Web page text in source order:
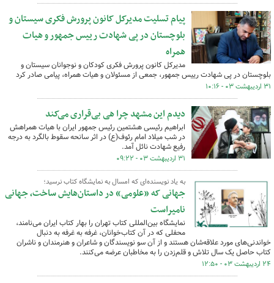
پیام تسلیت مدیرکل کانون پرورش فکری سیستان و
بلوچستان در پی شهادت رییس جمهور و هیات
همراه
مدیرکل کانون پرورش فکری کودکان و نوجوانان سیستان و
بلوچستان در پی شهادت رییس جمهور، جمعی از مسئولان و هیات همراه، پیامی صادر کرد
۳۱ اردیبهشت ۰۳ - ۱۰:۱۶
دیدم این مشهد چرا هی بی‌قراری می‌کند
ابراهیم رئیسی هشتمین رئیس جمهور ایران با هیات همراهش
در شب میلاد امام رئوف(ع) در اثر سانحه سقوط بالگرد به درجه
رفیع شهادت نائل آمد.
۳۱ اردیبهشت ۰۳ - ۰۹:۲۲
به یاد نویسنده‌ای که امسال به نمایشگاه کتاب نرسید؛
جهانی که «علومی» در داستان‌هایش ساخت، جهانی
نامیراست
نمایشگاه بین‌المللی کتاب تهران را بهار کتاب ایران می‌نامند،
محفلی که در آن کتاب‌خوانان، غرفه به غرفه به دنبال
خواندنی‌های مورد علاقه‌شان هستند و از آن سو نویسندگان و شاعران و هنرمندان و ناشران
کتاب حاصل یک سال تلاش و قلم‌زدن را به مخاطبان عرضه می‌کنند.
۲۴ اردیبهشت ۰۳ - ۱۲:۵۰